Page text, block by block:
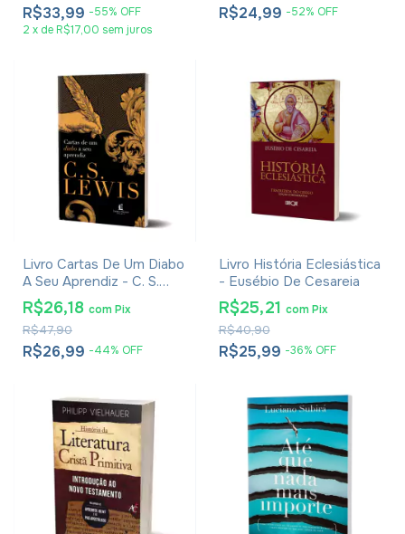
R$33,99 -55% OFF
2 x de R$17,00 sem juros
R$24,99 -52% OFF
Livro Cartas De Um Diabo
A Seu Aprendiz - C. S.
Lewis - Brochura
R$26,99 -44% OFF
R$47,90
R$26,18 comPix
Livro História Eclesiástica
- Eusébio De Cesareia
R$25,99 -36% OFF
R$40,90
R$25,21 com Pix